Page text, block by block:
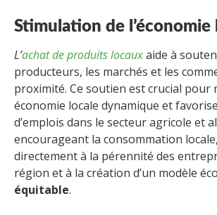
Stimulation de l’économie
L’achat de produits locauxaide à
producteurs, les marchés et les
proximité. Ce soutien est crucial pour
économie locale dynamique et
d’emplois dans le secteur agricole et
encourageant la consommation
directement à la pérennité des
région et à la création d’un modèle
équitable.